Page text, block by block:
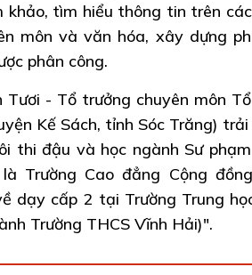
khảo, tìm hiểu thông tin trên
môn và văn hóa, xây dựng
phân công.
- Tổ trưởng chuyên môn
Kế Sách, tỉnh Sóc Trăng) trải
thi đậu và học ngành Sư
Trường Cao đẳng Cộng
dạy cấp 2 tại Trường Trung
Trường THCS Vĩnh Hải)".